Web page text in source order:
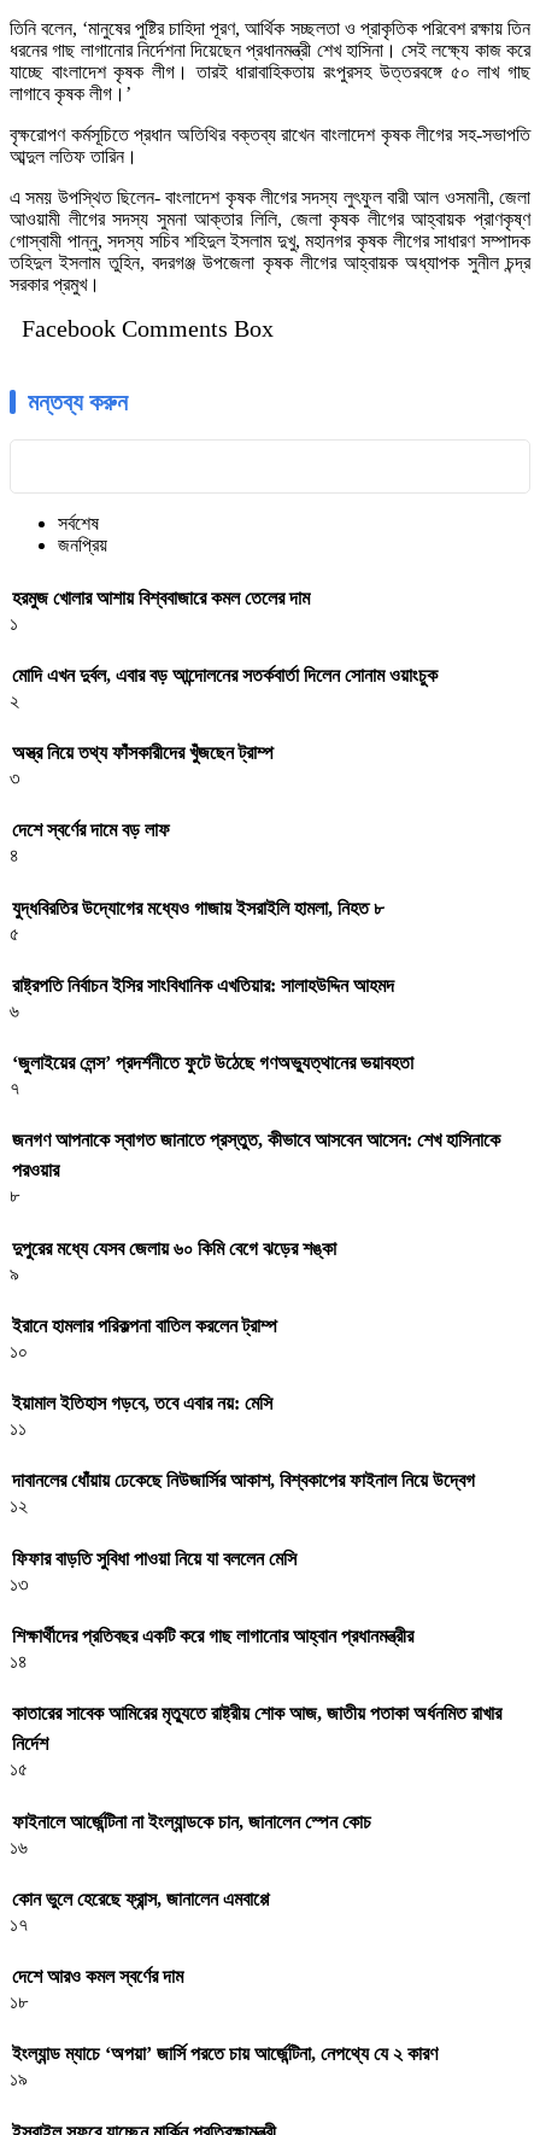
তিনি বলেন, ‘মানুষের পুষ্টির চাহিদা পূরণ, আর্থিক সচ্ছলতা ও প্রাকৃতিক পরিবেশ রক্ষায় তিন
ধরনের গাছ লাগানোর নির্দেশনা দিয়েছেন প্রধানমন্ত্রী শেখ হাসিনা। সেই লক্ষ্যে কাজ করে
যাচ্ছে বাংলাদেশ কৃষক লীগ। তারই ধারাবাহিকতায় রংপুরসহ উত্তরবঙ্গে ৫০ লাখ গাছ
লাগাবে কৃষক লীগ।’
বৃক্ষরোপণ কর্মসূচিতে প্রধান অতিথির বক্তব্য রাখেন বাংলাদেশ কৃষক লীগের সহ-সভাপতি
আব্দুল লতিফ তারিন।
এ সময় উপস্থিত ছিলেন- বাংলাদেশ কৃষক লীগের সদস্য লুৎফুল বারী আল ওসমানী, জেলা
আওয়ামী লীগের সদস্য সুমনা আক্তার লিলি, জেলা কৃষক লীগের আহ্বায়ক প্রাণকৃষ্ণ
গোস্বামী পান্নু, সদস্য সচিব শহিদুল ইসলাম দুখু, মহানগর কৃষক লীগের সাধারণ সম্পাদক
তহিদুল ইসলাম তুহিন, বদরগঞ্জ উপজেলা কৃষক লীগের আহ্বায়ক অধ্যাপক সুনীল চন্দ্র
সরকার প্রমুখ।
Facebook Comments Box
মন্তব্য করুন
সর্বশেষ
জনপ্রিয়
হরমুজ খোলার আশায় বিশ্ববাজারে কমল তেলের দাম
১
মোদি এখন দুর্বল, এবার বড় আন্দোলনের সতর্কবার্তা দিলেন সোনাম ওয়াংচুক
২
অস্ত্র নিয়ে তথ্য ফাঁসকারীদের খুঁজছেন ট্রাম্প
৩
দেশে স্বর্ণের দামে বড় লাফ
৪
যুদ্ধবিরতির উদ্যোগের মধ্যেও গাজায় ইসরাইলি হামলা, নিহত ৮
৫
রাষ্ট্রপতি নির্বাচন ইসির সাংবিধানিক এখতিয়ার: সালাহউদ্দিন আহমদ
৬
‘জুলাইয়ের লেন্স’ প্রদর্শনীতে ফুটে উঠেছে গণঅভ্যুত্থানের ভয়াবহতা
৭
জনগণ আপনাকে স্বাগত জানাতে প্রস্তুত, কীভাবে আসবেন আসেন: শেখ হাসিনাকে
পরওয়ার
৮
দুপুরের মধ্যে যেসব জেলায় ৬০ কিমি বেগে ঝড়ের শঙ্কা
৯
ইরানে হামলার পরিকল্পনা বাতিল করলেন ট্রাম্প
১০
ইয়ামাল ইতিহাস গড়বে, তবে এবার নয়: মেসি
১১
দাবানলের ধোঁয়ায় ঢেকেছে নিউজার্সির আকাশ, বিশ্বকাপের ফাইনাল নিয়ে উদ্বেগ
১২
ফিফার বাড়তি সুবিধা পাওয়া নিয়ে যা বললেন মেসি
১৩
শিক্ষার্থীদের প্রতিবছর একটি করে গাছ লাগানোর আহ্বান প্রধানমন্ত্রীর
১৪
কাতারের সাবেক আমিরের মৃত্যুতে রাষ্ট্রীয় শোক আজ, জাতীয় পতাকা অর্ধনমিত রাখার
নির্দেশ
১৫
ফাইনালে আর্জেন্টিনা না ইংল্যান্ডকে চান, জানালেন স্পেন কোচ
১৬
কোন ভুলে হেরেছে ফ্রান্স, জানালেন এমবাপ্পে
১৭
দেশে আরও কমল স্বর্ণের দাম
১৮
ইংল্যান্ড ম্যাচে ‘অপয়া’ জার্সি পরতে চায় আর্জেন্টিনা, নেপথ্যে যে ২ কারণ
১৯